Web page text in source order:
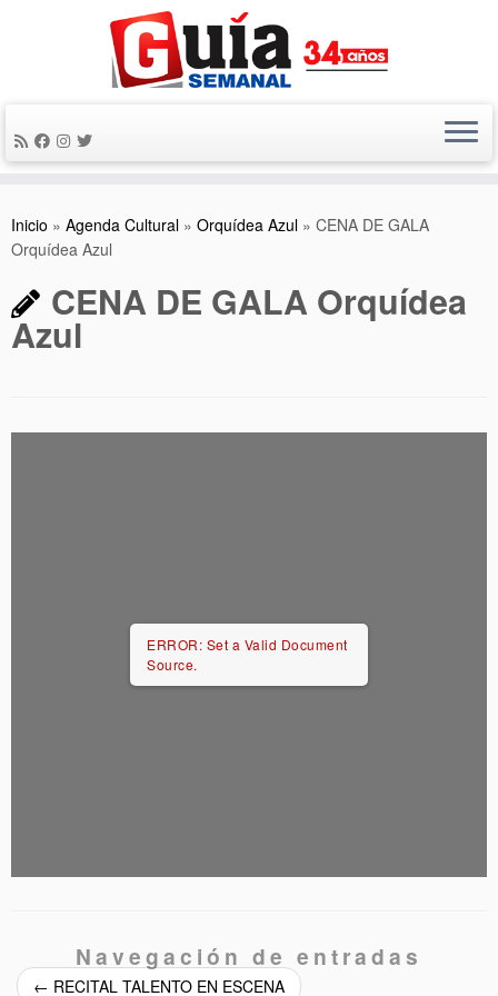
Inicio » Agenda Cultural » Orquídea Azul » CENA DE GALA
Orquídea Azul
CENA DE GALA Orquídea
Azul
ERROR: Set a Valid Document
Source.
Navegación de entradas
← RECITAL TALENTO EN ESCENA